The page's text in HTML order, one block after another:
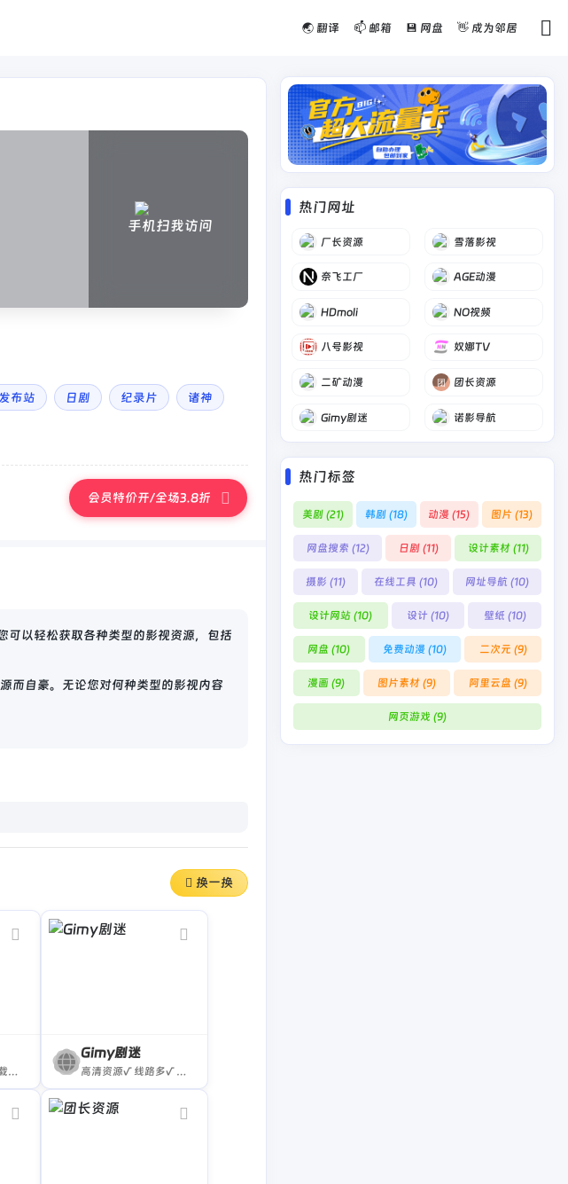
🌏 翻译 📫 邮箱 💾 网盘 👋 成为邻居
手机扫我访问
布站 日剧 纪录片 诸神
会员特价开/全场3.8折
可以轻松获取各种类型的影视资源，包括
而自豪。无论您对何种类型的影视内容
换一换
提供免费电子书下载的在线网站
Gimy剧迷
高清资源√ 线路多√ 少量擦边广告×
热门网址
厂长资源 雪落影视
奈飞工厂 AGE动漫
HDmoli NO视频
八号影视 奴娜TV
二矿动漫 团长资源
Gimy剧迷 诺影导航
热门标签
美剧 (21) 韩剧 (18) 动漫 (15) 图片 (13)
网盘搜索 (12) 日剧 (11) 设计素材 (11)
摄影 (11) 在线工具 (10) 网址导航 (10)
设计网站 (10) 设计 (10) 壁纸 (10)
网盘 (10) 免费动漫 (10) 二次元 (9)
漫画 (9) 图片素材 (9) 阿里云盘 (9)
网页游戏 (9)